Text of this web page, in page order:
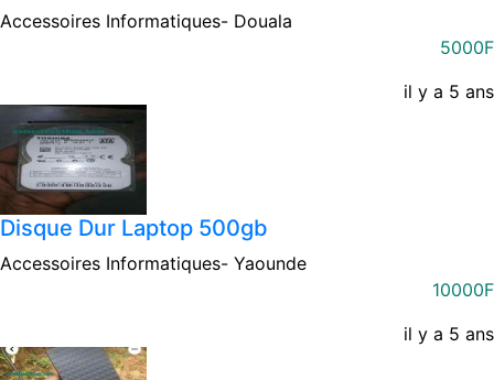
Accessoires Informatiques- Douala
5000F
il y a 5 ans
Disque Dur Laptop 500gb
Accessoires Informatiques- Yaounde
10000F
il y a 5 ans